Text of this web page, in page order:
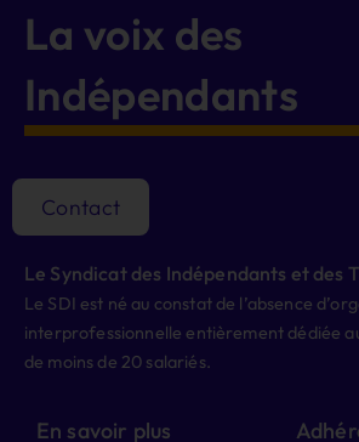
La voix des
Indépendants
Contact
Le Syndicat des Indépendants et des
Le SDI est né au constat de l’absence
interprofessionnelle entièrement dédiée
de moins de 20 salariés.
En savoir plus